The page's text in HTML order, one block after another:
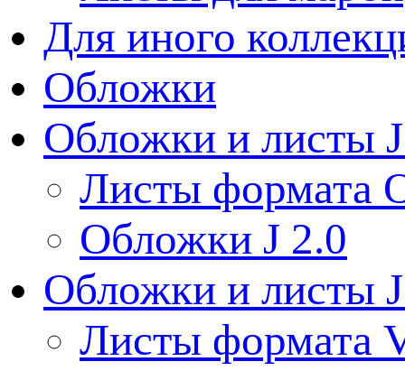
Для иного
Обложки
Обложки и листы
Листы формата
Обложки J 2.0
Обложки и листы
Листы формата